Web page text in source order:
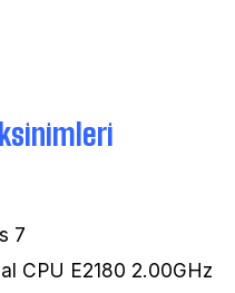
7
CPU E2180 2.00GHz